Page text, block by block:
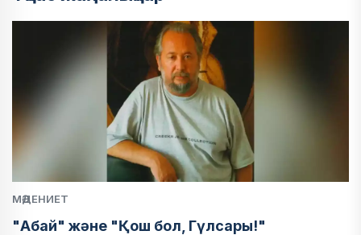
МӘДЕНИЕТ
"Абай" және "Қош бол, Гүлсары!"